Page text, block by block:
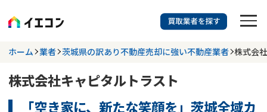
訳あり物件に強い業者を探す
都道府県を選択 相談内容を選択
ホーム 業者 茨城県の訳あり不動産売却に強い不動産業者 株式会
株式会社キャピタルトラスト
「空き家に、新たな笑顔を」茨城全域カ